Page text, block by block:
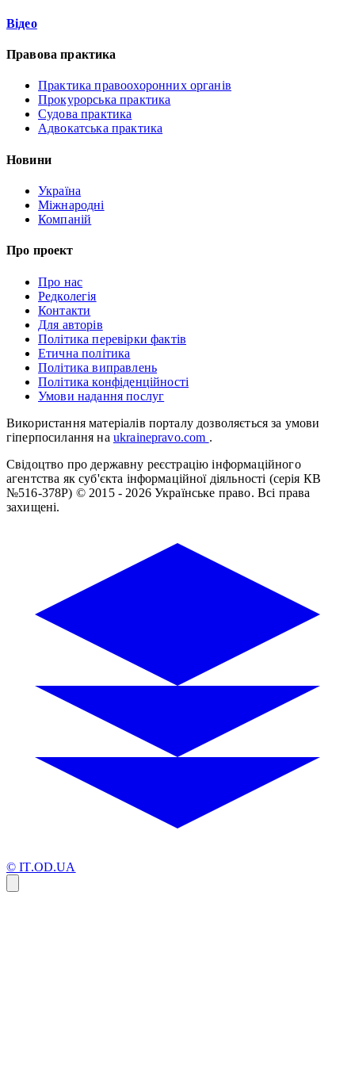
Відео
Правова практика
Практика правоохоронних органів
Прокурорська практика
Судова практика
Адвокатська практика
Новини
Україна
Міжнародні
Компаній
Про проект
Про нас
Редколегія
Контакти
Для авторів
Політика перевірки фактів
Етична політика
Політика виправлень
Політика конфіденційності
Умови надання послуг
Використання матеріалів порталу дозволяється за умови
гіперпосилання на ukrainepravo.com .
Свідоцтво про державну реєстрацію інформаційного
агентства як суб'єкта інформаційної діяльності (серія КВ
№516-378Р) © 2015 - 2026 Українське право. Всі права
захищені.
© IT.OD.UA